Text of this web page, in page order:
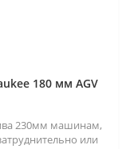
180 мм AGV
230мм машинам,
или